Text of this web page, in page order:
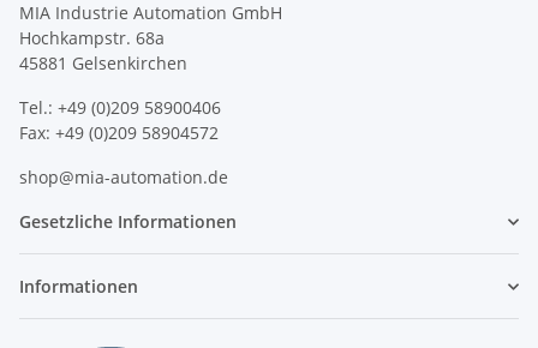
MIA Industrie Automation GmbH
Hochkampstr. 68a
45881 Gelsenkirchen
Tel.: +49 (0)209 58900406
Fax: +49 (0)209 58904572
shop@mia-automation.de
Gesetzliche Informationen
Informationen